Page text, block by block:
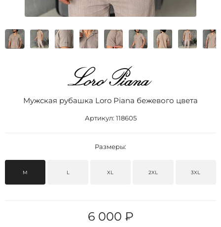
Мужская рубашка Loro Piana бежевого цвета
Артикул: 118605
Размеры:
M L XL 2XL 3XL
6 000 ₽